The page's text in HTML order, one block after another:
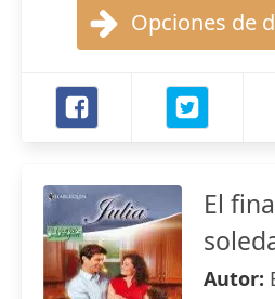
Opciones de
El
Autor: